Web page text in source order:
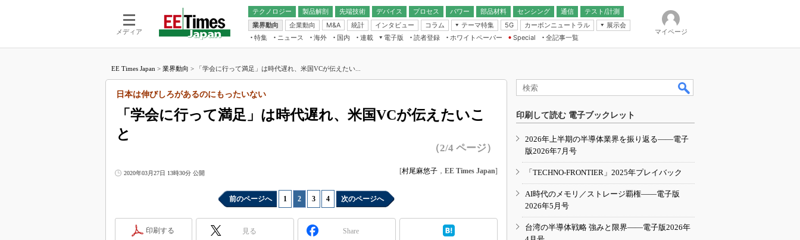
メディア
テクノロジー 製品解剖
先端技術
電池／エネルギー
デバイス
アナログ
マイコン
FPGA
プロセス パワー 部品材料 センシング
通信
無線
テスト/計測
業界動向
企業動向 M&A 統計 インタビュー コラム
テーマ特集
フィジカルAI
読者調査（EE Times Research）
電源設計（EDN Japan）
Japan）
5G カーボンニュートラル
展示会
IoT・エッジコンピューティング
EXPO
TECHNO-FRONTIER
人とくるま展
特集 ニュース 海外 国内
連載
福田昭のデバイス通信
大山聡の業界スコープ
踊るバズワード ～Behind the
Buzzword
この10年で起こったこと、次の10年
で起こること
電子版
電子ブックレット
読者登録 ホワイトペーパー
Special
全記事一覧
マイページ
EE Times Japan > 業界動向 > 「学会に行って満足」は時代遅れ、米国VCが伝えたい...
「学会に行って満足」は時代遅れ、米国VCが伝えたいこ
と
日本は伸びしろがあるのにもったいない
（2/4 ページ）
2020年03月27日 13時30分 公開 [村尾麻悠子 ， EE Times Japan]
前のページへ 1 2 3 4 次のページへ
印刷する 見る Share
印刷して読む 電子ブックレット
2026年上半期の半導体業界を振り返る――電子
版2026年7月号
「TECHNO-FRONTIER」2025年プレイバック
AI時代のメモリ／ストレージ覇権――電子版
2026年5月号
台湾の半導体戦略 強みと限界――電子版2026年